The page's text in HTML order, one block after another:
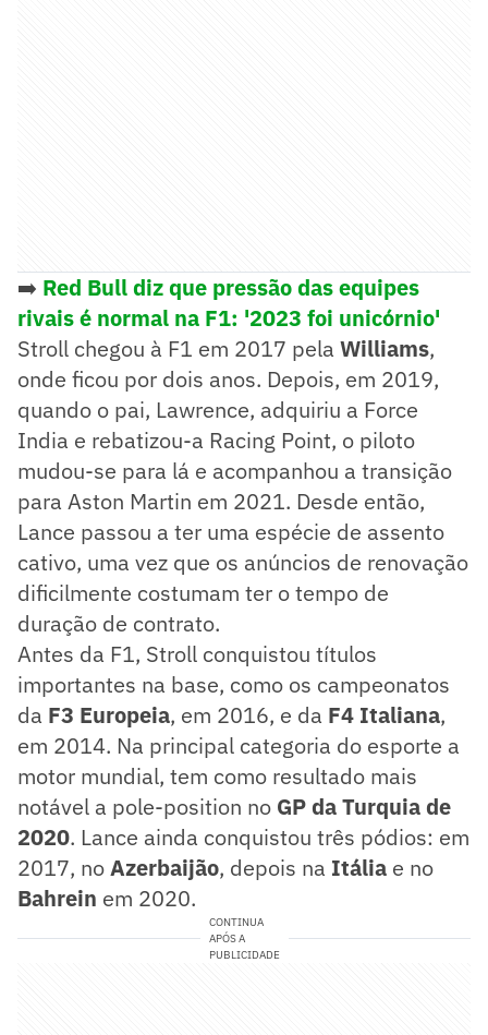
➡️ Red Bull diz que pressão das equipes
rivais é normal na F1: '2023 foi unicórnio'
Stroll chegou à F1 em 2017 pela Williams,
onde ficou por dois anos. Depois, em 2019,
quando o pai, Lawrence, adquiriu a Force
India e rebatizou-a Racing Point, o piloto
mudou-se para lá e acompanhou a transição
para Aston Martin em 2021. Desde então,
Lance passou a ter uma espécie de assento
cativo, uma vez que os anúncios de renovação
dificilmente costumam ter o tempo de
duração de contrato.
Antes da F1, Stroll conquistou títulos
importantes na base, como os campeonatos
da F3 Europeia, em 2016, e da F4 Italiana,
em 2014. Na principal categoria do esporte a
motor mundial, tem como resultado mais
notável a pole-position no GP da Turquia de
2020. Lance ainda conquistou três pódios: em
2017, noAzerbaijão, depois na Itália e no
Bahrein em 2020.
CONTINUA
APÓS A
PUBLICIDADE